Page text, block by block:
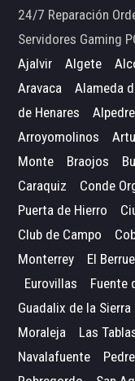
24/7 Reparación
Servidores Gaming
Ajalvir
Algete
Aravaca
Alameda
de Henares
Arroyomolinos
Monte
Braojos
Caraquiz
Conde
Puerta de Hierro
Club de Campo
Monterrey
El
Eurovillas
Fuente
Guadalix de la Sierra
Moraleja
Las
Navalafuente